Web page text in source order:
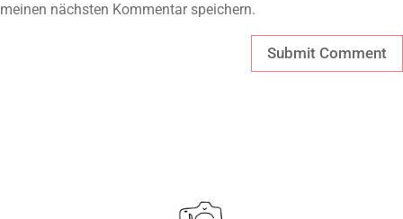
meinen nächsten Kommentar speichern.